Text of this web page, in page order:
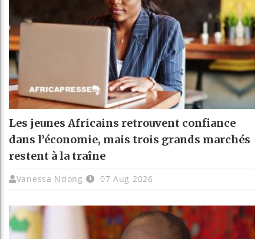
Les jeunes Africains retrouvent confiance
dans l’économie, mais trois grands marchés
restent à la traîne
Vanessa Ndong 07 Aug 2026